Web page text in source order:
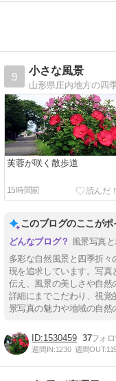
9
小さな風景
山形県庄内地方の四
芙蓉が咲く散歩道
15時間前
このブログのここがポ
風景写真
多彩な自然風景と四季折
現を追求しています。写真
伝え、風景の美しさや自
詳細にまでこだわり、視覚
景写真の魅力や地域の自然
1530459 37
週間IN:1230 週間OUT: